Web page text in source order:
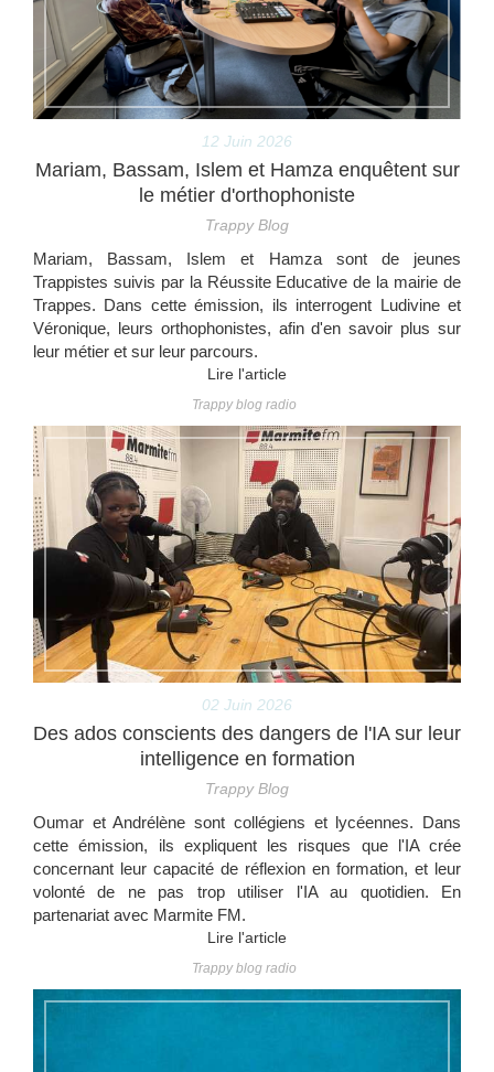
12 Juin 2026
Mariam, Bassam, Islem et Hamza enquêtent sur
le métier d'orthophoniste
Trappy Blog
Mariam, Bassam, Islem et Hamza sont de jeunes
Trappistes suivis par la Réussite Educative de la mairie de
Trappes. Dans cette émission, ils interrogent Ludivine et
Véronique, leurs orthophonistes, afin d'en savoir plus sur
leur métier et sur leur parcours.
Lire l'article
Trappy blog radio
02 Juin 2026
Des ados conscients des dangers de l'IA sur leur
intelligence en formation
Trappy Blog
Oumar et Andrélène sont collégiens et lycéennes. Dans
cette émission, ils expliquent les risques que l'IA crée
concernant leur capacité de réflexion en formation, et leur
volonté de ne pas trop utiliser l'IA au quotidien. En
partenariat avec Marmite FM.
Lire l'article
Trappy blog radio